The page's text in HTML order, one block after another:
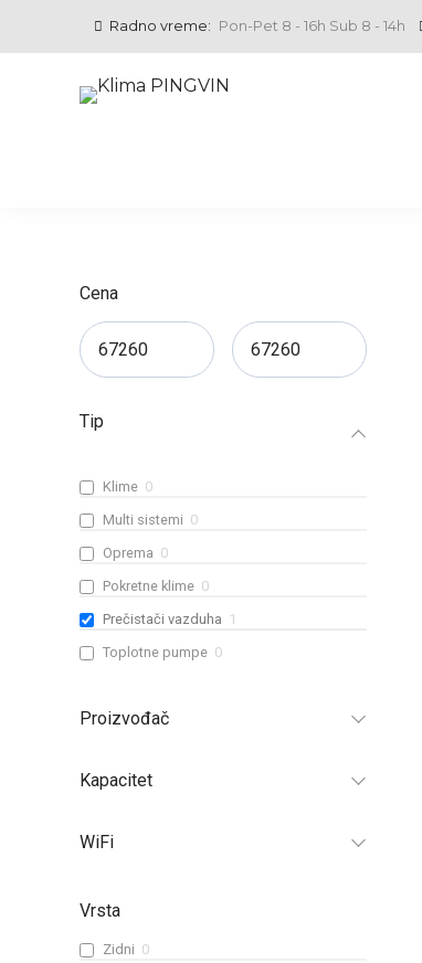
Radno vreme: Pon-Pet 8 - 16h Sub 8 - 14h
Cena
Tip
Klime 0
Multi sistemi 0
Oprema 0
Pokretne klime 0
Prečistači vazduha 1
Toplotne pumpe 0
Proizvođač
Kapacitet
WiFi
Vrsta
Zidni 0